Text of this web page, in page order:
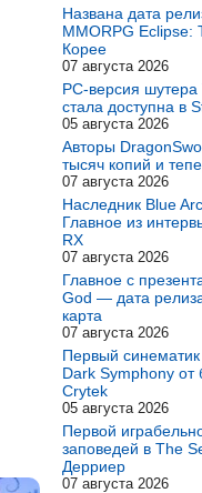
Названа дата
MMORPG
Корее
07 августа 2026
PC-версия
стала доступна в
05 августа 2026
Авторы
тысяч копий и
07 августа 2026
Наследник Blue
Главное из
RX
07 августа 2026
Главное с
God — дата
карта
07 августа 2026
Первый синематик
Dark Symphony от
Crytek
05 августа 2026
Первой
заповедей в The
Дерриер
07 августа 2026